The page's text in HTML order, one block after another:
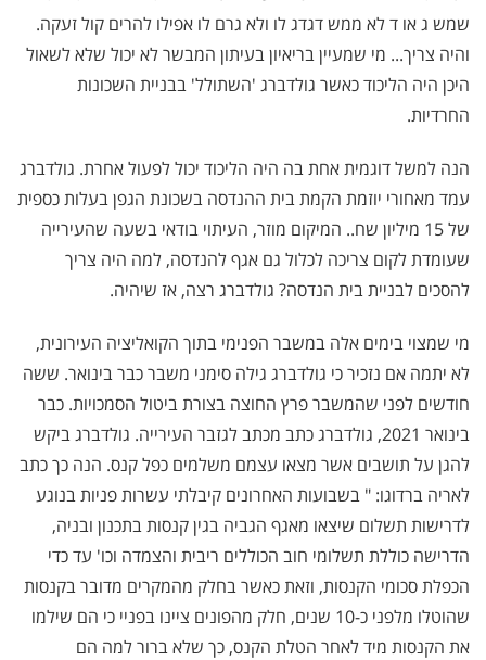
שמש ג או ד לא ממש דגדג לו ולא גרם לו אפילו להרים קול זעקה.
והיה צריך... מי שמעיין בריאיון בעיתון המבשר לא יכול שלא לשאול
היכן היה הליכוד כאשר גולדברג 'השתולל' בבניית השכונות
החרדיות.
הנה למשל דוגמית אחת בה היה הליכוד יכול לפעול אחרת. גולדברג
עמד מאחורי יוזמת הקמת בית ההנדסה בשכונת הגפן בעלות כספית
של 15 מיליון שח.. המיקום מוזר, העיתוי בודאי בשעה שהעירייה
שעומדת לקום צריכה לכלול גם אגף להנדסה, למה היה צריך
להסכים לבניית בית הנדסה? גולדברג רצה, אז שיהיה.
מי שמצוי בימים אלה במשבר הפנימי בתוך הקואליציה העירונית,
לא יתמה אם נזכיר כי גולדברג גילה סימני משבר כבר בינואר. ששה
חודשים לפני שהמשבר פרץ החוצה בצורת ביטול הסמכויות. כבר
בינואר 2021, גולדברג כתב מכתב לגזבר העירייה. גולדברג ביקש
להגן על תושבים אשר מצאו עצמם משלמים כפל קנס. הנה כך כתב
לאריה ברדוגו: " בשבועות האחרונים קיבלתי עשרות פניות בנוגע
לדרישות תשלום שיצאו מאגף הגביה בגין קנסות בתכנון ובניה,
הדרישה כוללת תשלומי חוב הכוללים ריבית והצמדה וכו' עד כדי
הכפלת סכומי הקנסות, וזאת כאשר בחלק מהמקרים מדובר בקנסות
שהוטלו מלפני כ-10 שנים, חלק מהפונים ציינו בפניי כי הם שילמו
את הקנסות מיד לאחר הטלת הקנס, כך שלא ברור למה הם